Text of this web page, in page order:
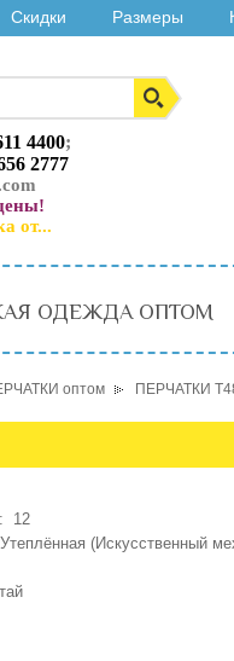
Скидки Размеры
4400;
2777
от...
ОДЕЖДА ОПТОМ
оптом ПЕРЧАТКИ
: 12
(Искусственный